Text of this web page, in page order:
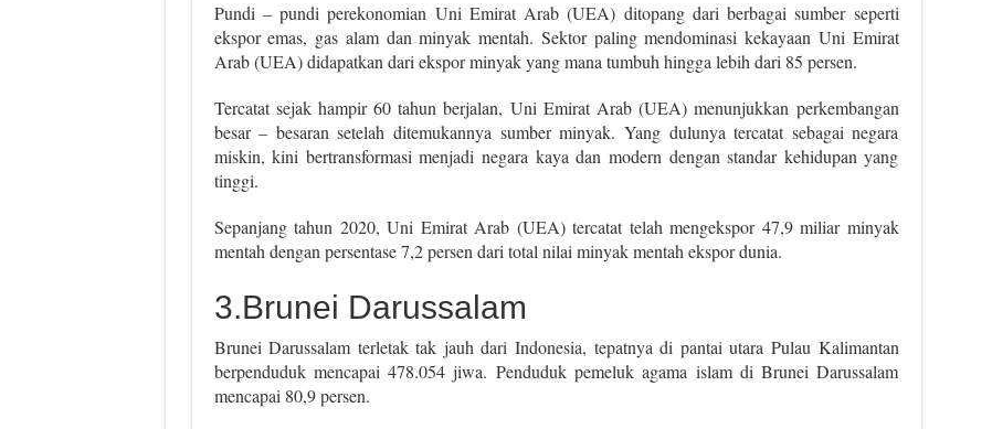
Pundi – pundi perekonomian Uni Emirat Arab (UEA) ditopang dari berbagai sumber seperti
ekspor emas, gas alam dan minyak mentah. Sektor paling mendominasi kekayaan Uni Emirat
Arab (UEA) didapatkan dari ekspor minyak yang mana tumbuh hingga lebih dari 85 persen.
Tercatat sejak hampir 60 tahun berjalan, Uni Emirat Arab (UEA) menunjukkan perkembangan
besar – besaran setelah ditemukannya sumber minyak. Yang dulunya tercatat sebagai negara
miskin, kini bertransformasi menjadi negara kaya dan modern dengan standar kehidupan yang
tinggi.
Sepanjang tahun 2020, Uni Emirat Arab (UEA) tercatat telah mengekspor 47,9 miliar minyak
mentah dengan persentase 7,2 persen dari total nilai minyak mentah ekspor dunia.
3.Brunei Darussalam
Brunei Darussalam terletak tak jauh dari Indonesia, tepatnya di pantai utara Pulau Kalimantan
berpenduduk mencapai 478.054 jiwa. Penduduk pemeluk agama islam di Brunei Darussalam
mencapai 80,9 persen.